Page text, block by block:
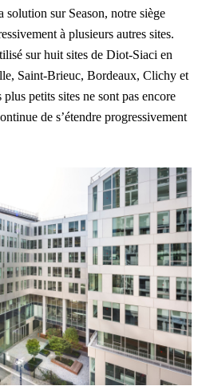
solution sur Season, notre siège
à plusieurs autres sites.
sur huit sites de Diot-Siaci en
Saint-Brieuc, Bordeaux, Clichy et
petits sites ne sont pas encore
de s’étendre progressivement